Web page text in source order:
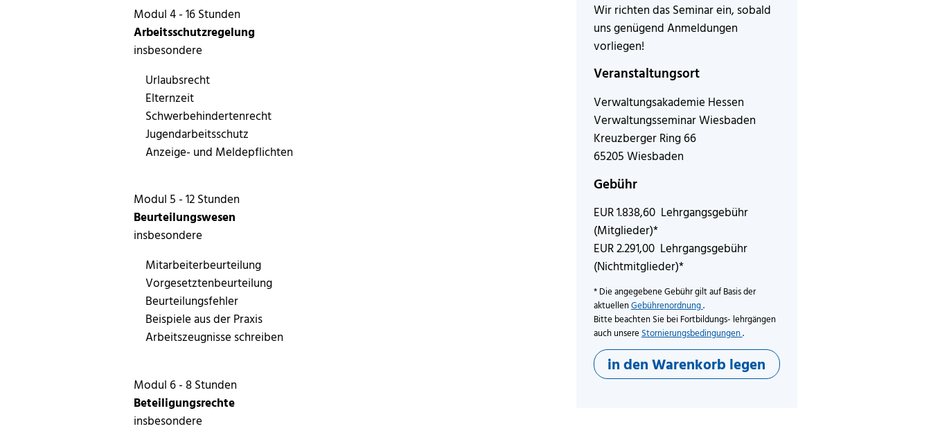
Modul 4 - 16 Stunden
Arbeitsschutzregelung
insbesondere
Urlaubsrecht
Elternzeit
Schwerbehindertenrecht
Jugendarbeitsschutz
Anzeige- und Meldepflichten
Modul 5 - 12 Stunden
Beurteilungswesen
insbesondere
Mitarbeiterbeurteilung
Vorgesetztenbeurteilung
Beurteilungsfehler
Beispiele aus der Praxis
Arbeitszeugnisse schreiben
Modul 6 - 8 Stunden
Beteiligungsrechte
insbesondere
Wir richten das Seminar ein, sobald
uns genügend Anmeldungen
vorliegen!
Veranstaltungsort
Verwaltungsakademie Hessen
Verwaltungsseminar Wiesbaden
Kreuzberger Ring 66
65205 Wiesbaden
Gebühr
EUR 1.838,60 Lehrgangsgebühr
(Mitglieder)*
EUR 2.291,00 Lehrgangsgebühr
(Nichtmitglieder)*
* Die angegebene Gebühr gilt auf Basis der
aktuellenGebührenordnung.
Bitte beachten Sie bei Fortbildungs- lehrgängen
auch unsere Stornierungsbedingungen.
in den Warenkorb legen